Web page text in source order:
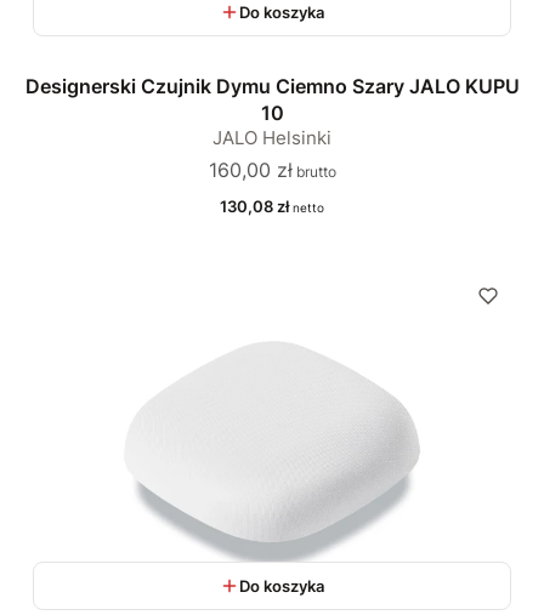
Do koszyka
Designerski Czujnik Dymu Ciemno Szary JALO KUPU
10
JALO Helsinki
Cena
160,00 zł
Cena
130,08 zł
Do koszyka